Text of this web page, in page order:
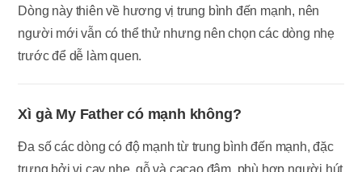
Dòng này thiên về hương vị trung bình đến mạnh, nên
người mới vẫn có thể thử nhưng nên chọn các dòng nhẹ
trước để dễ làm quen.
Xì gà My Father có mạnh không?
Đa số các dòng có độ mạnh từ trung bình đến mạnh, đặc
trưng bởi vị cay nhẹ, gỗ và cacao đậm, phù hợp người hút